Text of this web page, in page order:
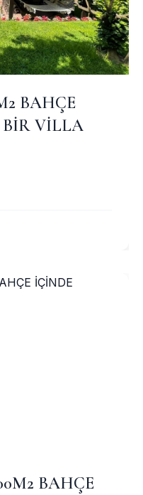
BAHÇE
BİR VİLLA
BAHÇE